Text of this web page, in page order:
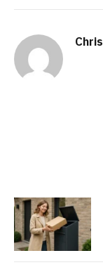
Chris